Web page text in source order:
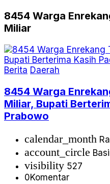
8454 Warga
Miliar
Berita Daerah
8454 Warga
Miliar, Bupati
Prabowo
calendar_month
account_circle
visibility 527
0Komentar